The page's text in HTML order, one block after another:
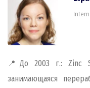
📍До 2003 г.: Zinc
занимающаяся